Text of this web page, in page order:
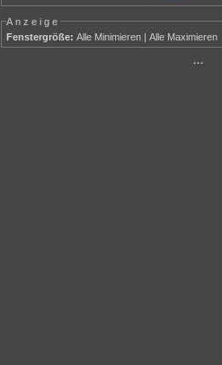
Anzeige
Fenstergröße: Alle Minimieren |Alle Maximieren
···